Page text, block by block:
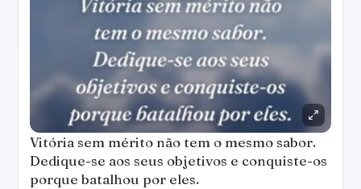
Vitória sem mérito não tem o mesmo sabor.
Dedique-se aos seus objetivos e conquiste-os
porque batalhou por eles.